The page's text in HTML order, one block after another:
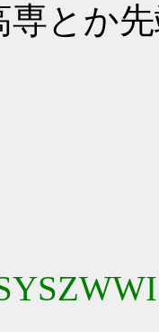
専とか